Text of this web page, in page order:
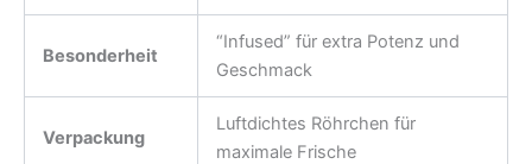
Besonderheit
“Infused” für extra Potenz und
Geschmack
Verpackung
Luftdichtes Röhrchen für
maximale Frische